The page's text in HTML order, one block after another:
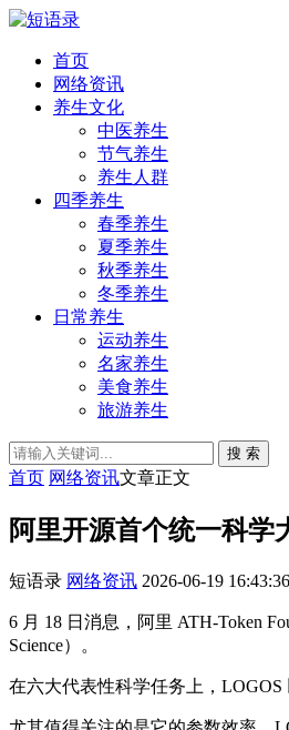
首页
网络资讯
养生文化
中医养生
节气养生
养生人群
四季养生
春季养生
夏季养生
秋季养生
冬季养生
日常养生
运动养生
名家养生
美食养生
旅游养生
搜 索
首页 网络资讯文章正文
阿里开源首个统一科学
短语录 网络资讯 2026-06-19 16:43:36
6 月 18 日消息，阿里 ATH-Token
Science）。
在六大代表性科学任务上，